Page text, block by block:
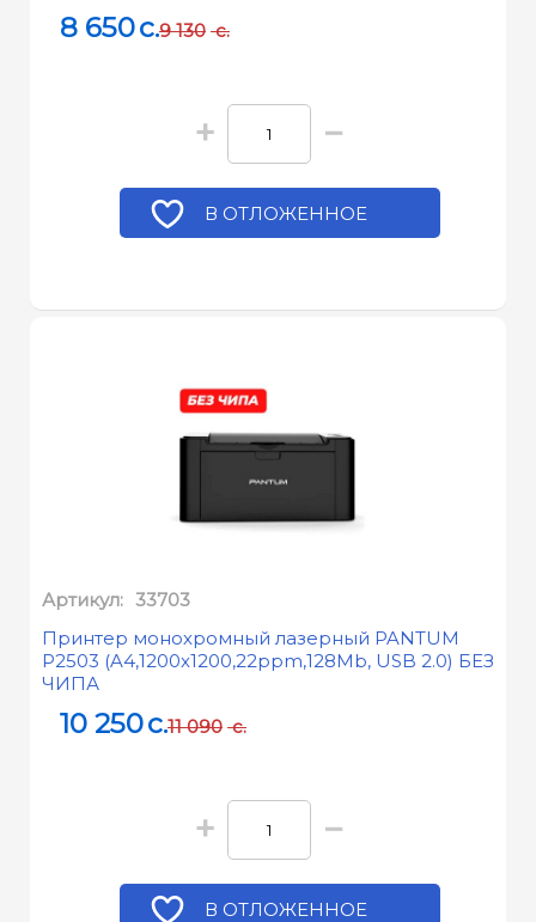
8 650c.9 130 c.
+ −
В ОТЛОЖЕННОЕ
Артикул: 33703
Принтер монохромный лазерный PANTUM
P2503 (A4,1200x1200,22ppm,128Mb, USB 2.0) БЕЗ
ЧИПА
10 250c.11 090 c.
+ −
В ОТЛОЖЕННОЕ